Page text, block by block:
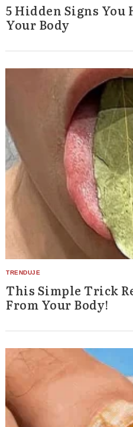
5 Hidden Signs You
Your Body
This Simple Trick
From Your Body!
for: